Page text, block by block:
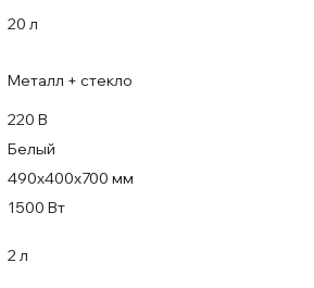
20 л
Металл + стекло
220 В
Белый
490х400х700 мм
1500 Вт
2 л